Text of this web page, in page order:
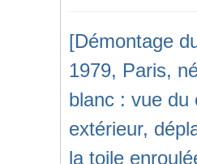
[Démontage
1979, Paris,
blanc : vue du
extérieur,
la toile